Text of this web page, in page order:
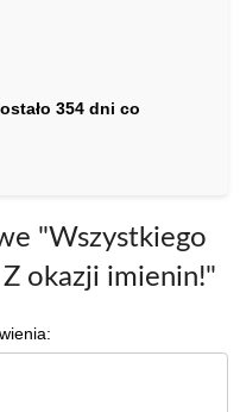
354 dni co
"Wszystkiego
okazji imienin!"